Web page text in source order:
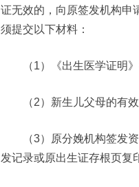
证无效的，向原签发机构申
须提交以下材料：
（1）《出生医学证明
（2）新生儿父母的有
（3）原分娩机构签发
发记录或原出生证存根页复